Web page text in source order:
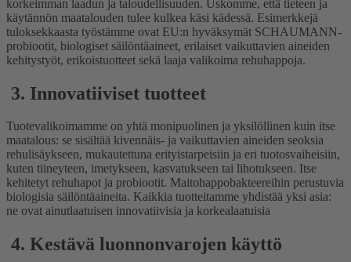
korkeimman laadun ja taloudellisuuden. Uskomme, että tieteen ja
käytännön maatalouden tulee kulkea käsi kädessä. Esimerkkejä
tuloksekkaasta työstämme ovat EU:n hyväksymät SCHAUMANN-
probiootit, biologiset säilöntäaineet, erilaiset vaikuttavien aineiden
kehitystyöt, erikoistuotteet sekä laaja valikoima rehuhappoja.
3. Innovatiiviset tuotteet
Tuotevalikoimamme on yhtä monipuolinen ja yksilöllinen kuin itse
maatalous: se sisältää kivennäis- ja vaikuttavien aineiden seoksia
rehulisäykseen, mukautettuna erityistarpeisiin ja eri tuotosvaiheisiin,
kuten tiineyteen, imetykseen, kasvatukseen tai lihotukseen. Itse
kehitetyt rehuhapot ja probiootit. Maitohappobakteereihin perustuvia
biologisia säilöntäaineita. Kaikkia tuotteitamme yhdistää yksi asia:
ne ovat ainutlaatuisen innovatiivisia ja korkealaatuisia
4. Kestävä luonnonvarojen käyttö